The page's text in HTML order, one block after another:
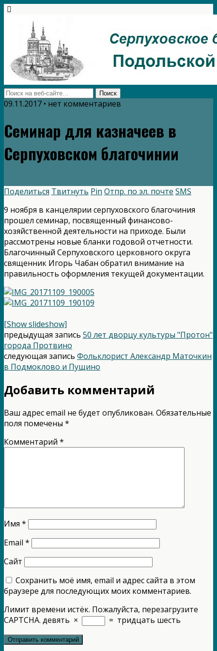
09.11.2017 • нет комментариев
Семинар для казначеев в
Серпуховском благочинии
Поделиться Твитнуть Pin Отпр. по эл. почте SMS
9 ноября в канцелярии серпуховского благочиния
прошел семинар, посвященный финансово-
хозяйственной деятельности на приходе. Были
рассмотрены новые бланки годовой отчетности.
Благочинный Серпуховского церковного округа
священник Игорь Чабан обратил внимание на
правильность оформления текущей документации.
[Show slideshow]
предыдущая запись 50 лет дворцу культуры "Протон"
города Протвино
следующая запись Фольклорист Александр Маточкин
в Подмоклово и Пущино
Добавить комментарий
Ваш адрес email не будет опубликован. Обязательные
поля помечены *
Комментарий *
Имя *
Email *
Сайт
Сохранить моё имя, email и адрес сайта в этом
браузере для последующих моих комментариев.
Лимит времени истёк. Пожалуйста, перезагрузите
CAPTCHA. девять × = тридцать шесть